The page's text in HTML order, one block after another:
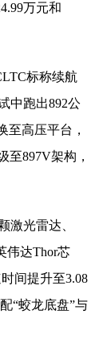
万元和
标称续航
中跑出892公
至高压平台，
至897V架构，
激光雷达、
伟达Thor芯
间提升至3.08
“蛟龙底盘”与